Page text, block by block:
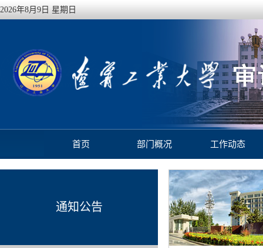
2026年8月9日 星期日
首页 部门概况 工作动态
通知公告